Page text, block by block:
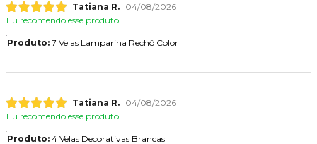
Tatiana R.
04/08/2026
Eu recomendo esse produto.
Produto:7 Velas Lamparina Rechô Color
Tatiana R.
04/08/2026
Eu recomendo esse produto.
Produto:4 Velas Decorativas Brancas